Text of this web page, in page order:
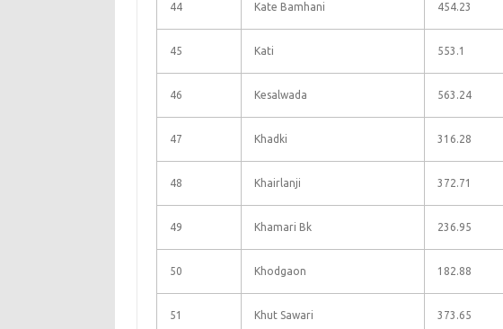
44 Kate Bamhani 454.23
45 Kati 553.1
46 Kesalwada 563.24
47 Khadki 316.28
48 Khairlanji 372.71
49 Khamari Bk 236.95
50 Khodgaon 182.88
51 Khut Sawari 373.65